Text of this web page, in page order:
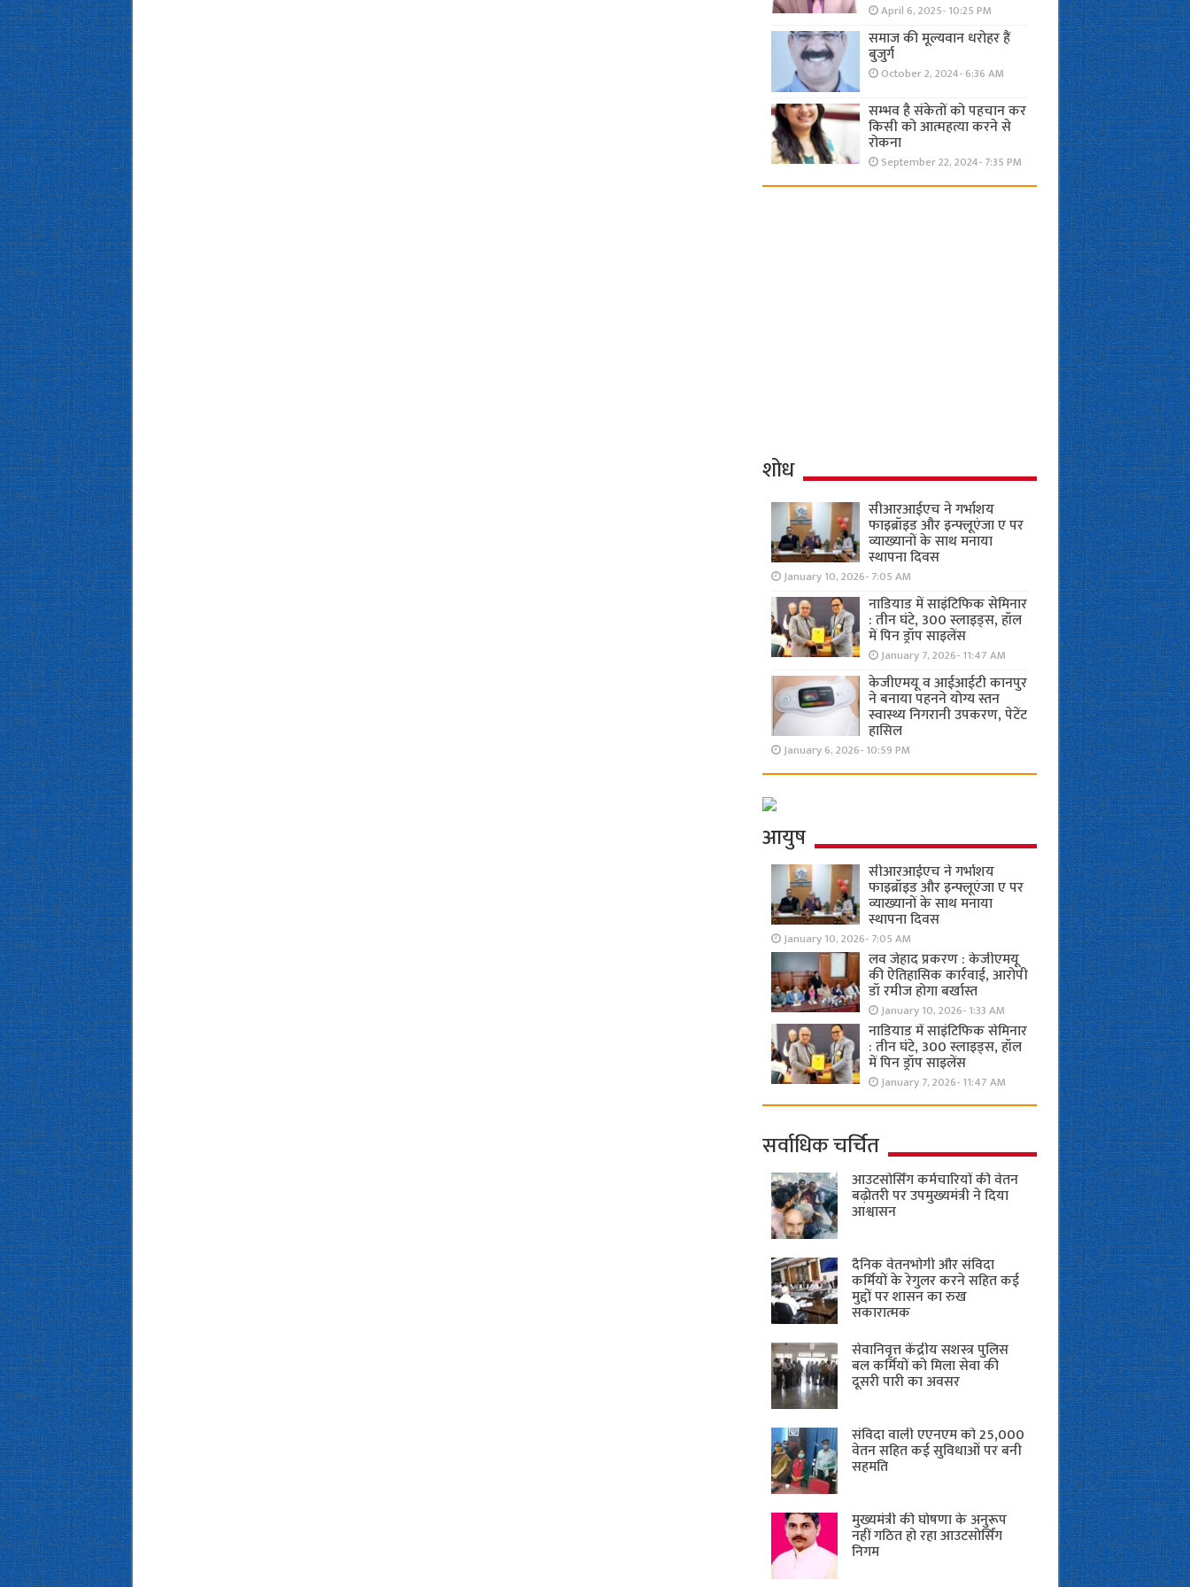
April 6, 2025- 10:25 PM
समाज की मूल्यवान धरोहर हैं
बुजुर्ग
October 2, 2024- 6:36 AM
सम्भव है संकेतों को पहचान कर
किसी को आत्महत्या करने से
रोकना
September 22, 2024- 7:35 PM
शोध
सीआरआईएच ने गर्भाशय
फाइब्रॉइड और इन्फ्लूएंजा ए पर
व्याख्यानों के साथ मनाया
स्थापना दिवस
January 10, 2026- 7:05 AM
नाडियाड में साइंटिफिक सेमिनार
: तीन घंटे, 300 स्लाइड्स, हॉल
में पिन ड्रॉप साइलेंस
January 7, 2026- 11:47 AM
केजीएमयू व आईआईटी कानपुर
ने बनाया पहनने योग्य स्तन
स्वास्थ्य निगरानी उपकरण, पेटेंट
हासिल
January 6, 2026- 10:59 PM
आयुष
सीआरआईएच ने गर्भाशय
फाइब्रॉइड और इन्फ्लूएंजा ए पर
व्याख्यानों के साथ मनाया
स्थापना दिवस
January 10, 2026- 7:05 AM
लव जेहाद प्रकरण : केजीएमयू
की ऐतिहासिक कार्रवाई, आरोपी
डॉ रमीज होगा बर्खास्त
January 10, 2026- 1:33 AM
नाडियाड में साइंटिफिक सेमिनार
: तीन घंटे, 300 स्लाइड्स, हॉल
में पिन ड्रॉप साइलेंस
January 7, 2026- 11:47 AM
सर्वाधिक चर्चित
आउटसोर्सिंग कर्मचारियों की वेतन
बढ़ोतरी पर उपमुख्यमंत्री ने दिया
आश्वासन
दैनिक वेतनभोगी और संविदा
कर्मियों के रेगुलर करने सहित कई
मुद्दों पर शासन का रुख
सकारात्मक
सेवानिवृत्त केंद्रीय सशस्त्र पुलिस
बल ​कर्मियों को मिला सेवा की
दूसरी पारी का अवसर
संविदा वाली एएनएम को 25,000
वेतन सहित कई सुविधाओं पर बनी
सहमति
मुख्यमंत्री की घोषणा के अनुरूप
नहीं गठित हो रहा आउटसोर्सिंग
निगम